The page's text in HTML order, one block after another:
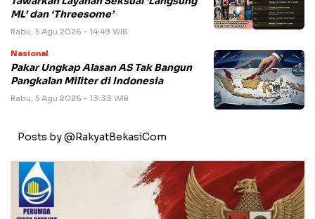
ML’ dan ‘Threesome’
Rabu, 5 Agu 2026 - 14:49 WIB
Nasional
Pakar Ungkap Alasan AS Tak Bangun
Pangkalan Militer di Indonesia
Rabu, 5 Agu 2026 - 13:33 WIB
Posts by @RakyatBekasiCom